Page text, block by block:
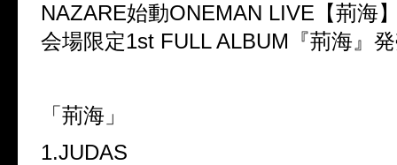
NAZARE始動ONEMAN LIVE【荊海
会場限定1st FULL ALBUM『荊海』
「荊海」
1.JUDAS